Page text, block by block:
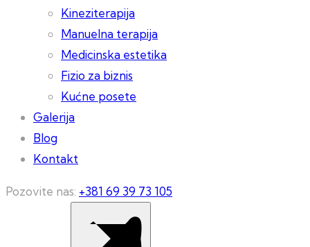
Kineziterapija
Manuelna terapija
Medicinska estetika
Fizio za biznis
Kućne posete
Galerija
Blog
Kontakt
Pozovite nas: +381 69 39 73 105